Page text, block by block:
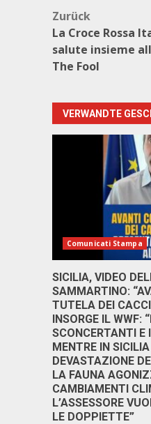
Zurück
La Croce Rossa
salute insieme
The Fool
VERWANDTE
Comunicati Stampa
SICILIA, VIDEO
SAMMARTINO:
TUTELA DEI
INSORGE IL WWF:
SCONCERTANTI E
MENTRE IN
DEVASTAZIONE
LA FAUNA
CAMBIAMENTI
L’ASSESSORE
LE DOPPIETTE”